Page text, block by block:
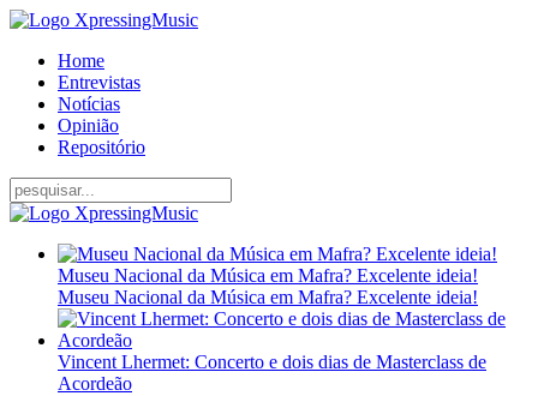
Home
Entrevistas
Notícias
Opinião
Repositório
Museu Nacional da Música em Mafra? Excelente ideia!
Museu Nacional da Música em Mafra? Excelente ideia!
Vincent Lhermet: Concerto e dois dias de Masterclass de
Acordeão